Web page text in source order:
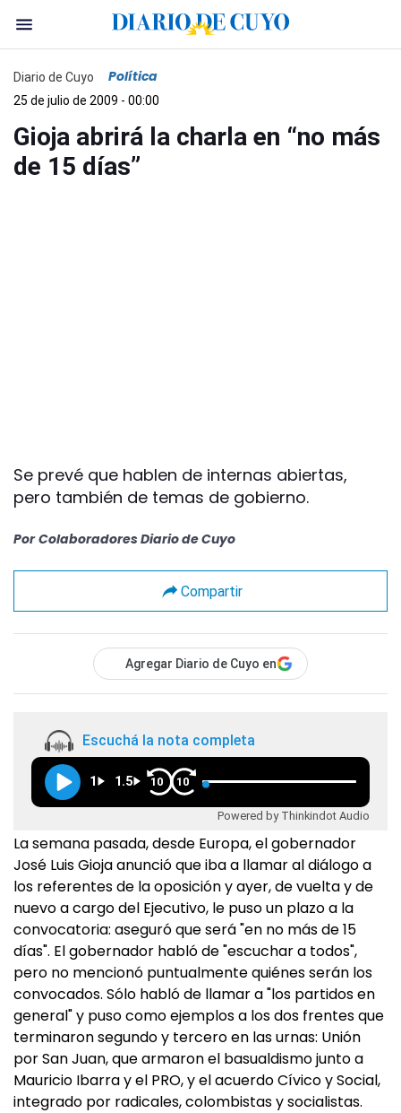
Diario de Cuyo Política
25 de julio de 2009 - 00:00
Gioja abrirá la charla en “no más
de 15 días”
Se prevé que hablen de internas abiertas,
pero también de temas de gobierno.
Por Colaboradores Diario de Cuyo
Compartir
Agregar Diario de Cuyo en
Escuchá la nota completa
1 1.5 10 10
Powered by Thinkindot Audio
La semana pasada, desde Europa, el gobernador
José Luis Gioja anunció que iba a llamar al diálogo a
los referentes de la oposición y ayer, de vuelta y de
nuevo a cargo del Ejecutivo, le puso un plazo a la
convocatoria: aseguró que será "en no más de 15
días". El gobernador habló de "escuchar a todos",
pero no mencionó puntualmente quiénes serán los
convocados. Sólo habló de llamar a "los partidos en
general" y puso como ejemplos a los dos frentes que
terminaron segundo y tercero en las urnas: Unión
por San Juan, que armaron el basualdismo junto a
Mauricio Ibarra y el PRO, y el acuerdo Cívico y Social,
integrado por radicales, colombistas y socialistas.